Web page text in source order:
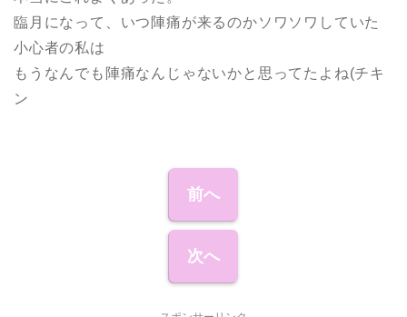
臨月になって、いつ陣痛が来るのかソワソワしていた
小心者の私は
もうなんでも陣痛なんじゃないかと思ってたよね(チキ
ン
前へ
次へ